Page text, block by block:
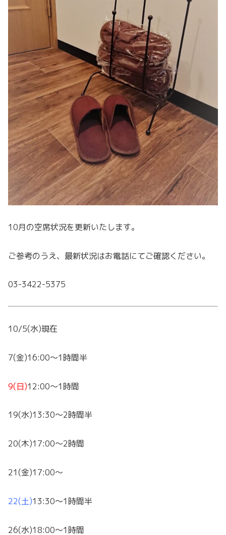
10月の空席状況を更新いたします。
ご参考のうえ、最新状況はお電話にてご確認ください。
03-3422-5375
10/5(水)現在
7(金)16:00～1時間半
9(日)12:00～1時間
19(水)13:30～2時間半
20(木)17:00～2時間
21(金)17:00～
22(土)13:30～1時間半
26(水)18:00～1時間